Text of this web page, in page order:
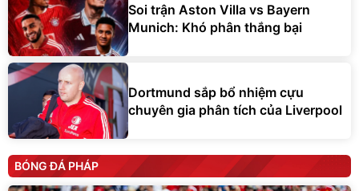
Soi trận Aston Villa vs Bayern
Munich: Khó phân thắng bại
Dortmund sắp bổ nhiệm cựu
chuyên gia phân tích của Liverpool
BÓNG ĐÁ PHÁP